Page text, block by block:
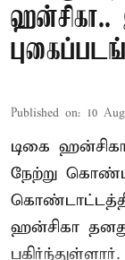
Published on: 10
டிகை
நேற்று
ஹன்சிகா
பகிர்ந்துள்ளார்.